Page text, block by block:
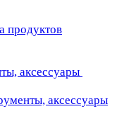
продуктов
аксессуары
аксессуары